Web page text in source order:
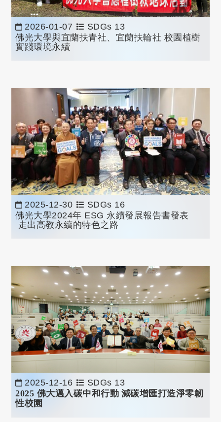
2026-01-07
SDGs 13
佛光大學與宜蘭扶青社、宜蘭扶輪社 校園植樹
實踐環境永續
2025-12-30
SDGs 16
佛光大學2024年 ESG 永續發展報告書發表
走出高教永續的特色之路
2025-12-16
SDGs 13
2025 佛大邁入碳中和行動 減碳增匯打造淨零韌
性校園